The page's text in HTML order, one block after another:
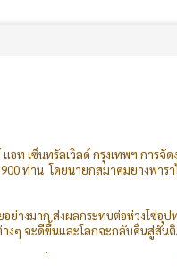
ท เซ็นทรัลเวิลด์ กรุงเทพฯ การจัด
ท่าน โดยนายกสมาคมยางพารา
างมาก ส่งผลกระทบต่อห่วงโซ่อุปท
างๆ จะดีขึ้นและโลกจะกลับคืนสู่สัน
ะอย่างยิ่งความร่วมมือร่วมใจอย่างดี